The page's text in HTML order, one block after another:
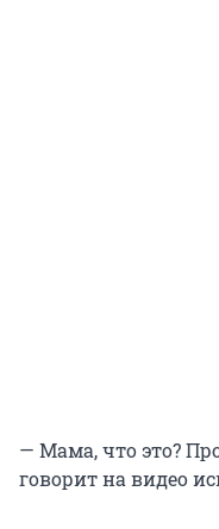
— Мама, что это?
говорит на видео